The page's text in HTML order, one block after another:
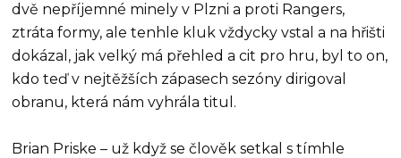
dvě nepříjemné minely v Plzni a proti Rangers,
ztráta formy, ale tenhle kluk vždycky vstal a na hřišti
dokázal, jak velký má přehled a cit pro hru, byl to on,
kdo teď v nejtěžších zápasech sezóny dirigoval
obranu, která nám vyhrála titul.
Brian Priske – už když se člověk setkal s tímhle